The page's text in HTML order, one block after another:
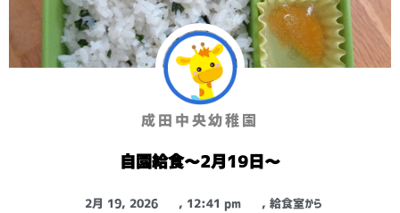
成田中央幼稚園
自園給食～2月19日～
2月 19, 2026 , 12:41 pm , 給食室から